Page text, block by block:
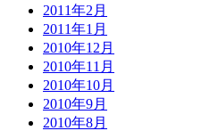
2011年2月
2011年1月
2010年12月
2010年11月
2010年10月
2010年9月
2010年8月